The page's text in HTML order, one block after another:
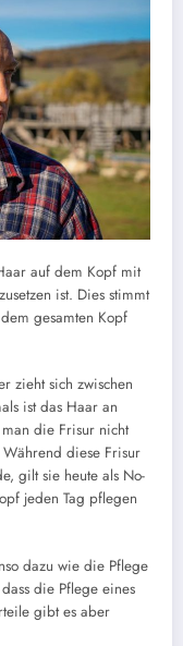
auf dem Kopf mit
ist. Dies stimmt
gesamten Kopf
zieht sich zwischen
ist das Haar an
die Frisur nicht
diese Frisur
gilt sie heute als No-
jeden Tag pflegen
dazu wie die Pflege
die Pflege eines
gibt es aber